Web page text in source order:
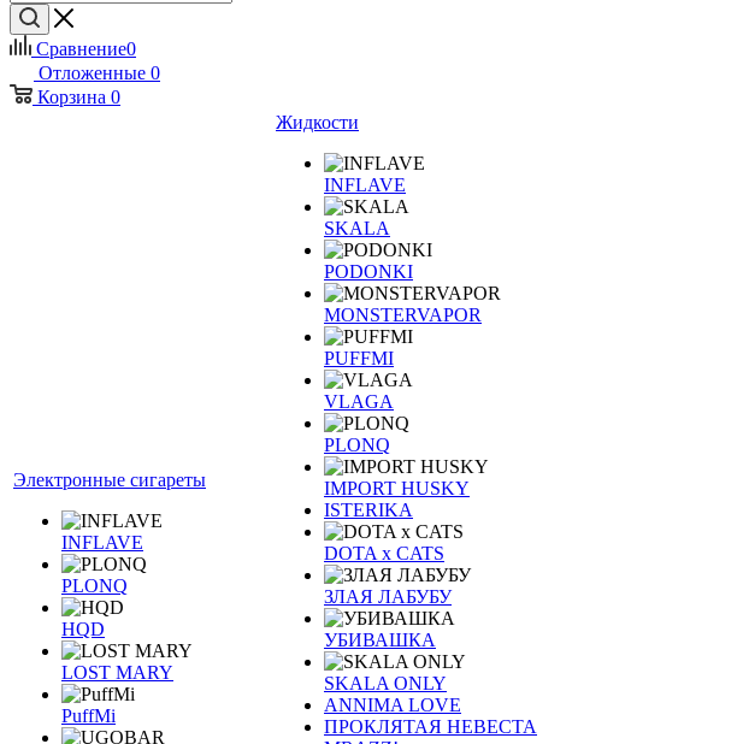
Сравнение0
Отложенные 0
Корзина 0
Электронные сигареты
INFLAVE
PLONQ
HQD
LOST MARY
PuffMi
Жидкости
INFLAVE
SKALA
PODONKI
MONSTERVAPOR
PUFFMI
VLAGA
PLONQ
IMPORT HUSKY
ISTERIKA
DOTA x CATS
ЗЛАЯ ЛАБУБУ
УБИВАШКА
SKALA ONLY
ANNIMA LOVE
ПРОКЛЯТАЯ НЕВЕСТА